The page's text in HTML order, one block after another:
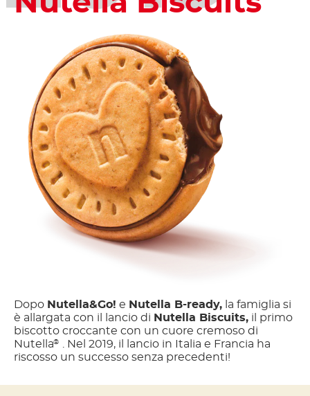
Dopo Nutella&Go! e Nutella B-ready, la famiglia si
è allargata con il lancio di Nutella Biscuits, il primo
biscotto croccante con un cuore cremoso di
Nutella®
. Nel 2019, il lancio in Italia e Francia ha
riscosso un successo senza precedenti!